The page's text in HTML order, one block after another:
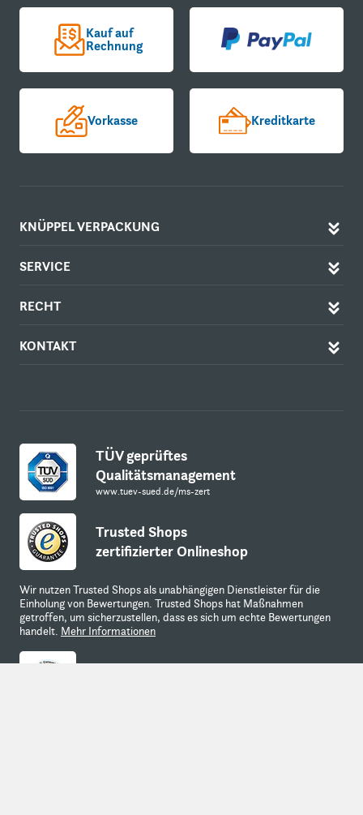
Kauf auf
Rechnung
Vorkasse Kreditkarte
KNÜPPEL VERPACKUNG
SERVICE
RECHT
KONTAKT
TÜV geprüftes
Qualitätsmanagement
www.tuev-sued.de/ms-zert
Trusted Shops
zertifizierter Onlineshop
Wir nutzen Trusted Shops als unabhängigen Dienstleister für die
Einholung von Bewertungen. Trusted Shops hat Maßnahmen
getroffen, um sicherzustellen, dass es sich um echte Bewertungen
handelt. Mehr Informationen
Datensicherheit durch